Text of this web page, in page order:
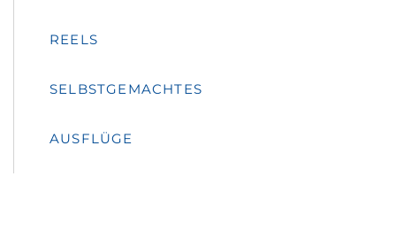
REELS
SELBSTGEMACHTES
AUSFLÜGE